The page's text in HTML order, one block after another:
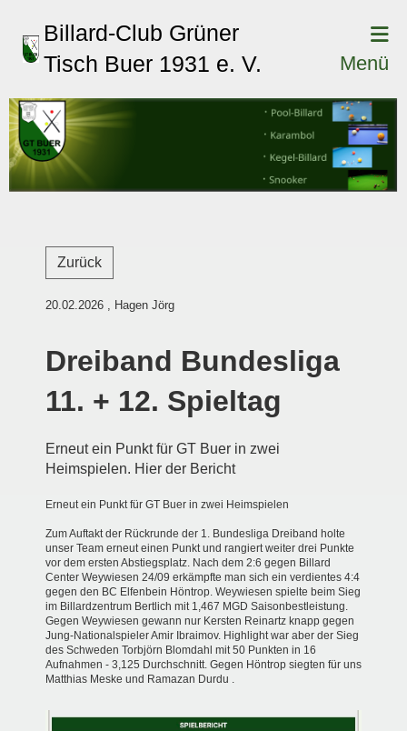
Billard-Club Grüner
Tisch Buer 1931 e. V.
Menü
Zurück
20.02.2026 , Hagen Jörg
Dreiband Bundesliga
11. + 12. Spieltag
Erneut ein Punkt für GT Buer in zwei
Heimspielen. Hier der Bericht
Erneut ein Punkt für GT Buer in zwei Heimspielen
Zum Auftakt der Rückrunde der 1. Bundesliga Dreiband holte
unser Team erneut einen Punkt und rangiert weiter drei Punkte
vor dem ersten Abstiegsplatz. Nach dem 2:6 gegen Billard
Center Weywiesen 24/09 erkämpfte man sich ein verdientes 4:4
gegen den BC Elfenbein Höntrop . Weywiesen spielte beim Sieg
im Billardzentrum Bertlich mit 1,467 MGD Saisonbestleistung.
Gegen Weywiesen gewann nur Kersten Reinartz knapp gegen
Jung-Nationalspieler Amir Ibraimov. Highlight war aber der Sieg
des Schweden Torbjörn Blomdahl mit 50 Punkten in 16
Aufnahmen - 3,125 Durchschnitt. Gegen Höntrop siegten für uns
Matthias Meske und Ramazan Durdu